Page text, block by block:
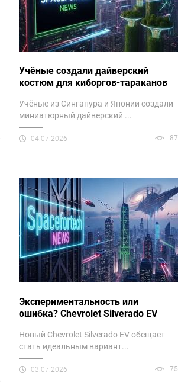
Учёные создали дайверский
костюм для киборгов-тараканов
Учёные из Сингапура и Японии создали
миниатюрный дайверский ...
04.07.2026 87
Экспериментальность или
ошибка? Chevrolet Silverado EV
Новый Chevrolet Silverado EV обещает
стать идеальным вариант...
03.07.2026 75